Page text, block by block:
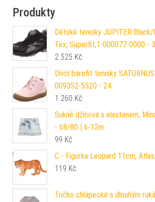
Produkty
Dětské tenisky JUPITER
Tex, Superfit,1-000077-0000 -
2 525 Kč
Dívčí barefit tenisky
009352-5520 - 24
1 260 Kč
Sukně džínová s elastenem,
- 68/80 | 6-12m
99 Kč
C - Figurka Leopard 11cm,
119 Kč
Tričko chlapecké s dlouhým